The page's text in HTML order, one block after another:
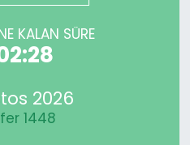
KALAN SÜRE
2026
1448